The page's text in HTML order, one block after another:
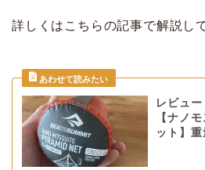
詳しくはこちらの記事で解説し
レビュ
【ナノ
ット】